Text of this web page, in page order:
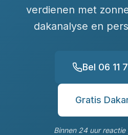
verdienen met
dakanalyse en
Bel 06 11
Gratis
Binnen 24 uur